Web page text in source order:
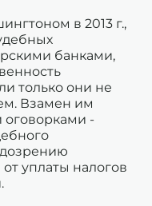
в 2013 г.,
банками,
только они не
Взамен им
-
уплаты налогов